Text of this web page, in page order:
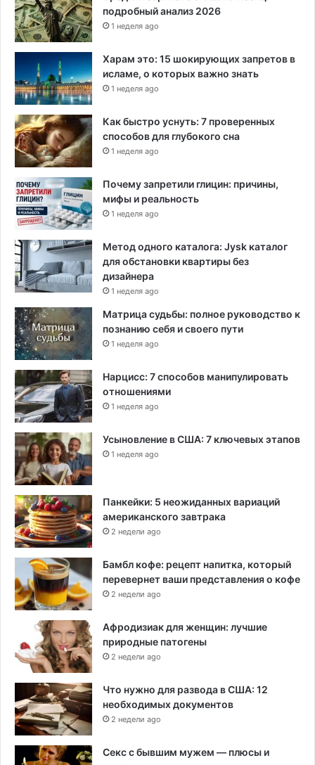
подробный анализ 2026
1 неделя ago
Харам это: 15 шокирующих запретов в
исламе, о которых важно знать
1 неделя ago
Как быстро уснуть: 7 проверенных
способов для глубокого сна
1 неделя ago
Почему запретили глицин: причины,
мифы и реальность
1 неделя ago
Метод одного каталога: Jysk каталог
для обстановки квартиры без
дизайнера
1 неделя ago
Матрица судьбы: полное руководство к
познанию себя и своего пути
1 неделя ago
Нарцисс: 7 способов манипулировать
отношениями
1 неделя ago
Усыновление в США: 7 ключевых этапов
1 неделя ago
Панкейки: 5 неожиданных вариаций
американского завтрака
2 недели ago
Бамбл кофе: рецепт напитка, который
перевернет ваши представления о кофе
2 недели ago
Афродизиак для женщин: лучшие
природные патогены
2 недели ago
Что нужно для развода в США: 12
необходимых документов
2 недели ago
Секс с бывшим мужем — плюсы и